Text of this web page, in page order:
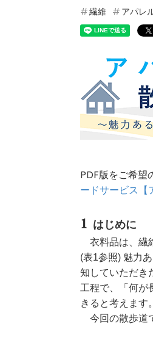
繊維 アパレ
PDF版をご希
ードサービス【
はじめに
衣料品は、繊
(表1参照) 魅力
知していただき
工程で、「何が
きると考えます。
今回の散歩道